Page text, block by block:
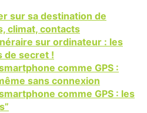
sur sa destination de
climat, contacts
sur ordinateur : les
de secret !
comme GPS :
sans connexion
comme GPS : les